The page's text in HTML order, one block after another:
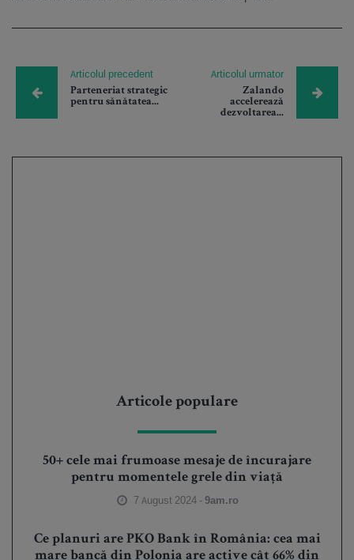
Articolul precedent
Parteneriat strategic
pentru sănătatea...
Articolul urmator
Zalando
accelerează
dezvoltarea...
Articole populare
50+ cele mai frumoase mesaje de încurajare
pentru momentele grele din viață
7 August 2024 -9am.ro
Ce planuri are PKO Bank în România: cea mai
mare bancă din Polonia are active cât 66% din